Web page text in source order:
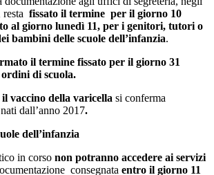
fissato il termine per il giorno 10
al giorno lunedì 11, per i genitori, tutori o
bambini delle scuole dell’infanzia.
il termine fissato per il giorno 31
di scuola.
il vaccino della varicella si conferma
dall’anno 2017.
dell’infanzia
in corso non potranno accedere ai servizi
consegnata entro il giorno 11